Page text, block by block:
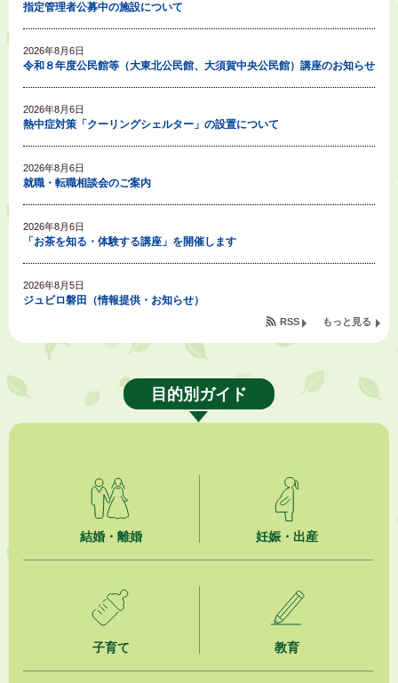
指定管理者公募中の施設について
2026年8月6日
令和８年度公民館等（大東北公民館、大須賀中央公民館）講座のお知らせ
2026年8月6日
熱中症対策「クーリングシェルター」の設置について
2026年8月6日
就職・転職相談会のご案内
2026年8月6日
「お茶を知る・体験する講座」を開催します
2026年8月5日
ジュビロ磐田（情報提供・お知らせ）
2026年8月5日
掛川市広告入り窓口封筒無償提供者募集
【日本DX大賞2026】ポスターセッション最優秀賞を受賞しました！
市民の勇気ある応急手当に感謝状を贈呈しました
夏季休暇期間 開業医等診療予定
「水道カルテ」の公表について
企業版ふるさと納税（地方創生応援税制）のお願い
もっと見る
RSS
目的別ガイド
結婚・離婚 妊娠・出産
子育て 教育